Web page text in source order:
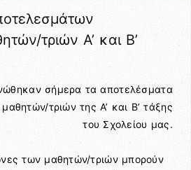
τριών Α’ και Β’
σήμερα τα αποτελέσματα
τριών της Α’ και Β’ τάξης
του Σχολείου μας.
των μαθητών/τριών μπορούν